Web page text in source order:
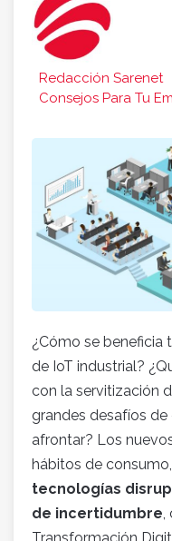
Redacción Sarenet
Consejos Para Tu
¿Cómo se beneficia
de IoT industrial?
con la servitización
grandes desafíos
afrontar? Los
hábitos de
tecnologías
de incertidumbre,